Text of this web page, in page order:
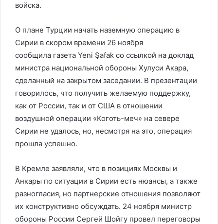
войска.
О плане Турции начать наземную операцию в
Сирии в скором времени 26 ноября
сообщила газета Yeni Şafak со ссылкой на доклад
министра национальной обороны Хулуси Акара,
сделанный на закрытом заседании. В презентации
говорилось, что получить желаемую поддержку,
как от России, так и от США в отношении
воздушной операции «Коготь-меч» на севере
Сирии не удалось, но, несмотря на это, операция
прошла успешно.
В Кремле заявляли, что в позициях Москвы и
Анкары по ситуации в Сирии есть нюансы, а также
разногласия, но партнерские отношения позволяют
их конструктивно обсуждать. 24 ноября министр
обороны России Сергей Шойгу провел переговоры